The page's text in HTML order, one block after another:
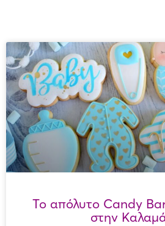
Το απόλυτο Candy
στην